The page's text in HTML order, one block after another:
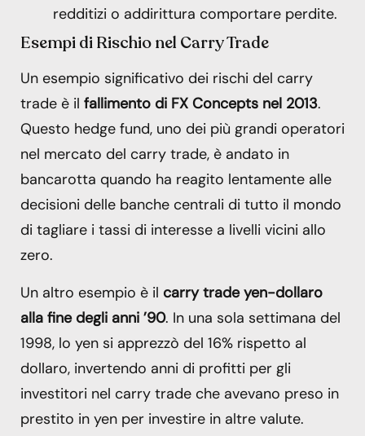
redditizi o addirittura comportare perdite.
Esempi di Rischio nel Carry Trade
Un esempio significativo dei rischi del carry
trade è il fallimento di FX Concepts nel 2013.
Questo hedge fund, uno dei più grandi operatori
nel mercato del carry trade, è andato in
bancarotta quando ha reagito lentamente alle
decisioni delle banche centrali di tutto il mondo
di tagliare i tassi di interesse a livelli vicini allo
zero.
Un altro esempio è il carry trade yen-dollaro
alla fine degli anni ’90. In una sola settimana del
1998, lo yen si apprezzò del 16% rispetto al
dollaro, invertendo anni di profitti per gli
investitori nel carry trade che avevano preso in
prestito in yen per investire in altre valute.